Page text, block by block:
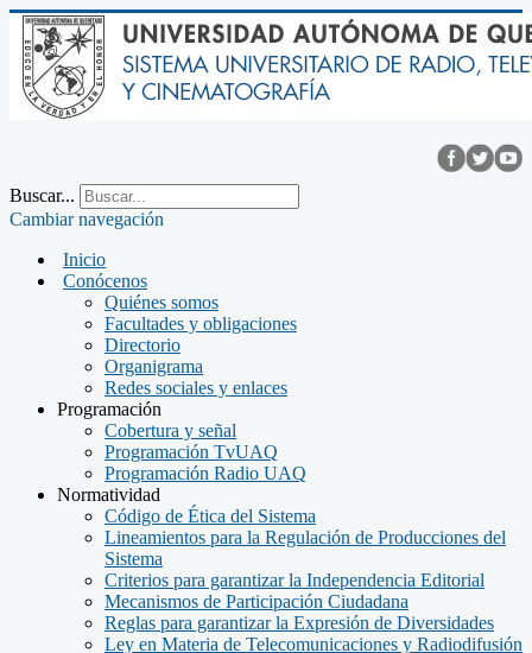
Buscar...
Cambiar navegación
Inicio
Conócenos
Quiénes somos
Facultades y obligaciones
Directorio
Organigrama
Redes sociales y enlaces
Programación
Cobertura y señal
Programación TvUAQ
Programación Radio UAQ
Normatividad
Código de Ética del Sistema
Lineamientos para la Regulación de Producciones del
Sistema
Criterios para garantizar la Independencia Editorial
Mecanismos de Participación Ciudadana
Reglas para garantizar la Expresión de Diversidades
Ley en Materia de Telecomunicaciones y Radiodifusión